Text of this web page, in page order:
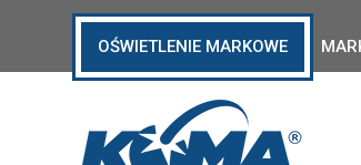
OŚWIETLENIE MARKOWE